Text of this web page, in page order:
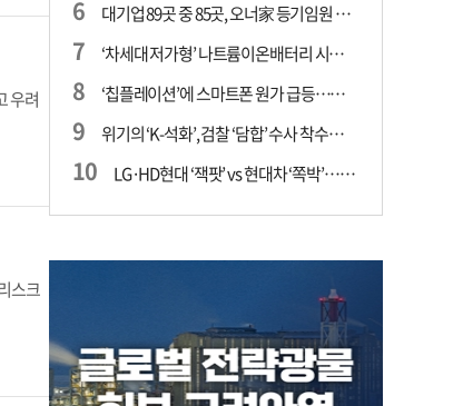
우려
스크
대기업 89곳 중 85곳, 오너家 등기임원 겸직…BS 46곳·SM 45곳 ‘족벌경영’ 고착화
‘차세대 저가형’ 나트륨이온배터리 시대 오나…LG화학·에코프로, 상용화 속도낸다
‘칩플레이션’에 스마트폰 원가 급등…삼성전자, ‘엑시노스’ 채택 확대하나
위기의 ‘K-석화’, 검찰 ‘담합’ 수사 착수…“LG·한화·롯데 등 7개 업체, 8개 제품 가격 담합”
LG·HD현대 ‘잭팟’ vs 현대차 ‘쪽박’…글로벌 사모펀드, 韓 대기업 투자 ‘희비’